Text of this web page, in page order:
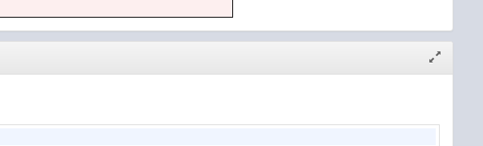
1
valor):
Ano
(possui
apenas
valor):
do
janela